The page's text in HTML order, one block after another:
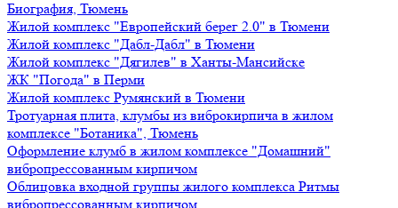
Биография, Тюмень
Жилой комплекс "Европейский берег 2.0" в Тюмени
Жилой комплекс "Дабл-Дабл" в Тюмени
Жилой комплекс "Дягилев" в Ханты-Мансийске
ЖК "Погода" в Перми
Жилой комплекс Румянский в Тюмени
Тротуарная плита, клумбы из виброкирпича в жилом
комплексе "Ботаника", Тюмень
Оформление клумб в жилом комплексе "Домашний"
вибропрессованным кирпичом
Облицовка входной группы жилого комплекса Ритмы
вибропрессованным кирпичом